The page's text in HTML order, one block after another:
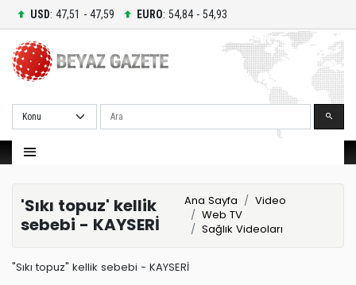
USD: 47,51 - 47,59 EURO: 54,84 - 54,93
Ara
'Sıkı topuz' kellik
sebebi - KAYSERİ
Ana Sayfa
Video
Web TV
Sağlık Videoları
"Sıkı topuz" kellik sebebi - KAYSERİ